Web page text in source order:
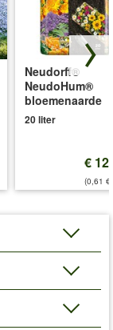
Neudorff®
NeudoHum®
bloemenaarde
20 liter
€
(0,61